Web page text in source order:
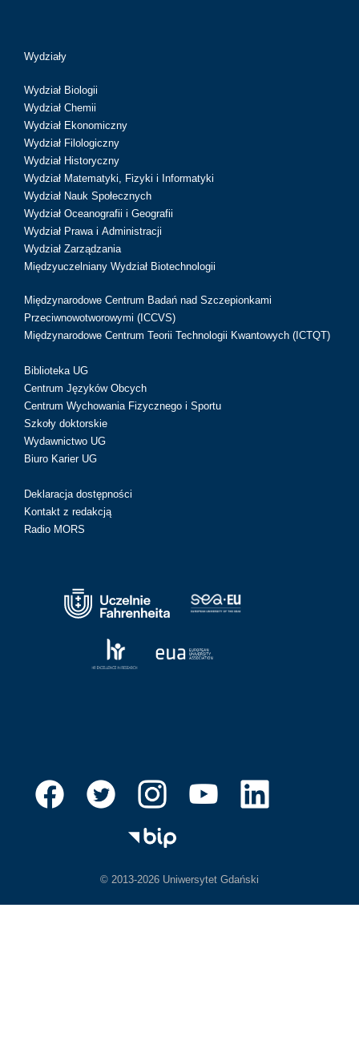
Wydziały
Wydział Biologii
Wydział Chemii
Wydział Ekonomiczny
Wydział Filologiczny
Wydział Historyczny
Wydział Matematyki, Fizyki i Informatyki
Wydział Nauk Społecznych
Wydział Oceanografii i Geografii
Wydział Prawa i Administracji
Wydział Zarządzania
Międzyuczelniany Wydział Biotechnologii
Międzynarodowe Centrum Badań nad Szczepionkami
Przeciwnowotworowymi (ICCVS)
Międzynarodowe Centrum Teorii Technologii Kwantowych (ICTQT)
Biblioteka UG
Centrum Języków Obcych
Centrum Wychowania Fizycznego i Sportu
Szkoły doktorskie
Wydawnictwo UG
Biuro Karier UG
Deklaracja dostępności
Kontakt z redakcją
Radio MORS
© 2013-2026 Uniwersytet Gdański